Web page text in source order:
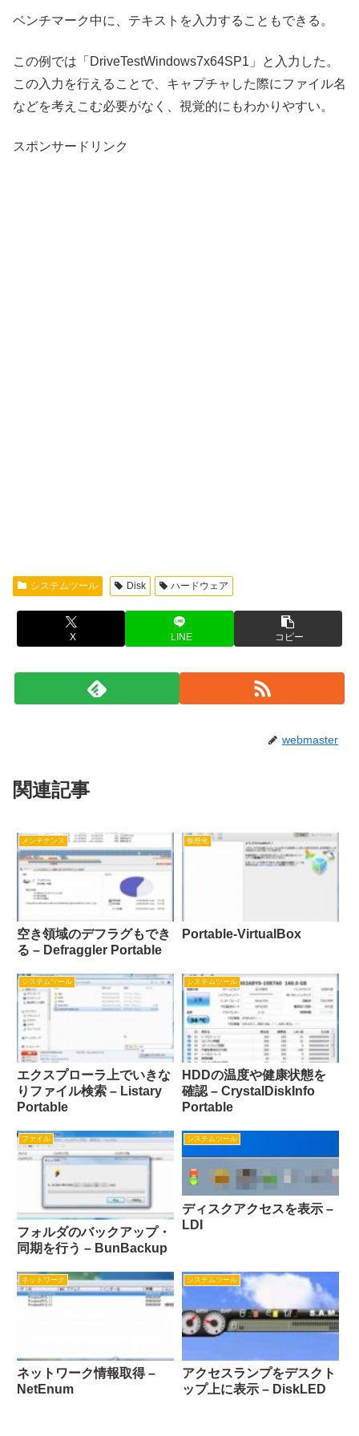
ベンチマーク中に、テキストを入力することもできる。
この例では「DriveTestWindows7x64SP1」と入力した。
この入力を行えることで、キャプチャした際にファイル名
などを考えこむ必要がなく、視覚的にもわかりやすい。
スポンサードリンク
システムツール Disk ハードウェア
X LINE コピー
webmaster
関連記事
メンテナンス
空き領域のデフラグもでき
る – Defraggler Portable
仮想化
Portable-VirtualBox
システムツール
エクスプローラ上でいきな
りファイル検索 – Listary
Portable
システムツール
HDDの温度や健康状態を
確認 – CrystalDiskInfo
Portable
ファイル
フォルダのバックアップ・
同期を行う – BunBackup
システムツール
ディスクアクセスを表示 –
LDI
ネットワーク
ネットワーク情報取得 –
NetEnum
システムツール
アクセスランプをデスクト
ップ上に表示 – DiskLED